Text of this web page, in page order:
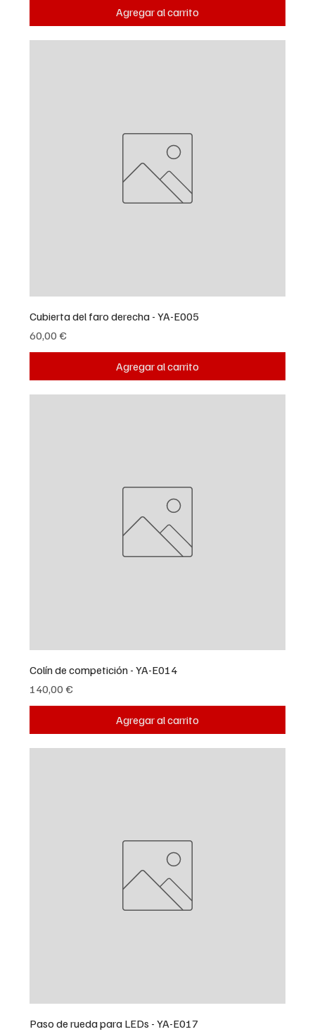
Agregar al carrito
Cubierta del faro derecha - YA-E005
Precio
60,00 €
Agregar al carrito
Colín de competición - YA-E014
Precio
140,00 €
Agregar al carrito
Paso de rueda para LEDs - YA-E017